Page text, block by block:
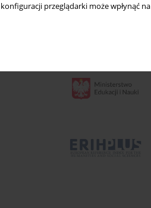
przeglądarki może wpłynąć na